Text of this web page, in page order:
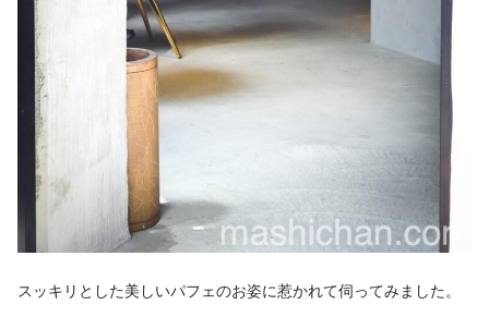
スッキリとした美しいパフェのお姿に惹かれて伺ってみました。